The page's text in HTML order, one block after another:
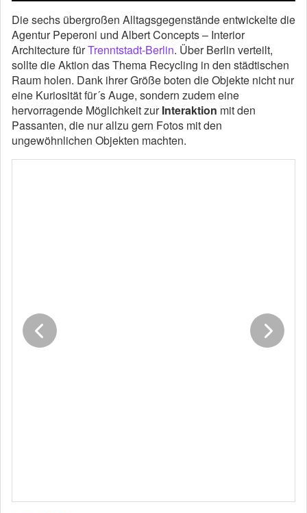
Die sechs übergroßen Alltagsgegenstände entwickelte die
Agentur Peperoni und Albert Concepts – Interior
Architecture fürTrenntstadt-Berlin. Über Berlin verteilt,
sollte die Aktion das Thema Recycling in den städtischen
Raum holen. Dank ihrer Größe boten die Objekte nicht nur
eine Kuriosität für´s Auge, sondern zudem eine
hervorragende Möglichkeit zurInteraktion mit den
Passanten, die nur allzu gern Fotos mit den
ungewöhnlichen Objekten machten.